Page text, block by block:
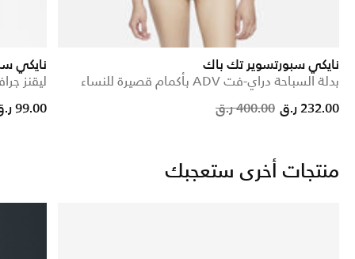
نايكي سبورتسوير تك باك
بدلة السباحة دراي-فت ADV بأكمام قصيرة للنساء
Price reduced from
400.00 ر.قto 232.00 ر.ق
نايكي
ليقنز
from
99.00 ر.ق
منتجات أخرى ستعجبك